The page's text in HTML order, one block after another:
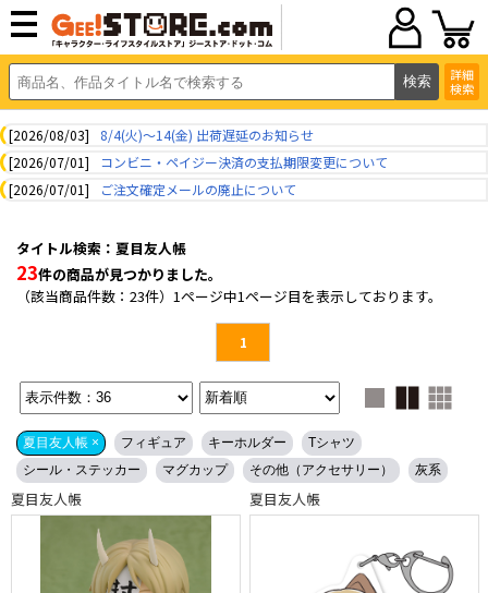
詳細
検索
[2026/08/03]
8/4(火)～14(金) 出荷遅延のお知らせ
[2026/07/01]
コンビニ・ペイジー決済の支払期限変更について
[2026/07/01]
ご注文確定メールの廃止について
タイトル検索：夏目友人帳
23件の商品が見つかりました。
（該当商品件数：23件）1ページ中1ページ目を表示しております。
1
夏目友人帳 × フィギュア キーホルダー
Tシャツ
シール・ステッカー
マグカップ その他（アクセサリー） 灰系
夏目友人帳 夏目友人帳